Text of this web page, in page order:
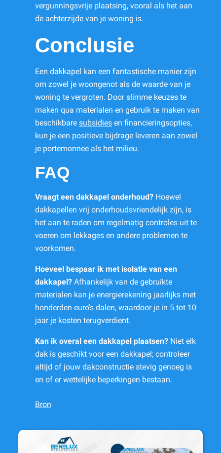
vergunningsvrije plaatsing, vooral als het aan
de achterzijde van je woning is.
Conclusie
Een dakkapel kan een fantastische manier zijn
om zowel je woongenot als de waarde van je
woning te vergroten. Door slimme keuzes te
maken qua materialen en gebruik te maken van
beschikbare subsidies en financieringsopties,
kun je een positieve bijdrage leveren aan zowel
je portemonnee als het milieu.
FAQ
Vraagt een dakkapel onderhoud? Hoewel
dakkapellen vrij onderhoudsvriendelijk zijn, is
het aan te raden om regelmatig controles uit te
voeren om lekkages en andere problemen te
voorkomen.
Hoeveel bespaar ik met isolatie van een
dakkapel? Afhankelijk van de gebruikte
materialen kan je energierekening jaarlijks met
honderden euro's dalen, waardoor je in 5 tot 10
jaar je kosten terugverdient.
Kan ik overal een dakkapel plaatsen? Niet elk
dak is geschikt voor een dakkapel; controleer
altijd of jouw dakconstructie stevig genoeg is
en of er wettelijke beperkingen bestaan.
Bron